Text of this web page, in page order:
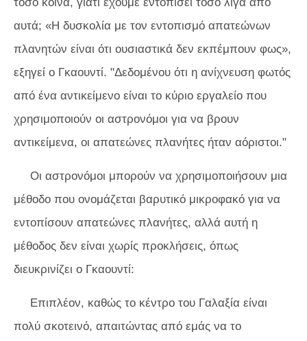
αυτά; «Η δυσκολία με τον εντοπισμό απατεώνων
πλανητών είναι ότι ουσιαστικά δεν εκπέμπουν φως»,
εξηγεί ο Γκαουντί. "Δεδομένου ότι η ανίχνευση φωτός
από ένα αντικείμενο είναι το κύριο εργαλείο που
χρησιμοποιούν οι αστρονόμοι για να βρουν
αντικείμενα, οι απατεώνες πλανήτες ήταν αόριστοι."
Οι αστρονόμοι μπορούν να χρησιμοποιήσουν μια
μέθοδο που ονομάζεται βαρυτικό μικροφακό για να
εντοπίσουν απατεώνες πλανήτες, αλλά αυτή η
μέθοδος δεν είναι χωρίς προκλήσεις, όπως
διευκρινίζει ο Γκαουντί:
Επιπλέον, καθώς το κέντρο του Γαλαξία είναι
πολύ σκοτεινό, απαιτώντας από εμάς να το